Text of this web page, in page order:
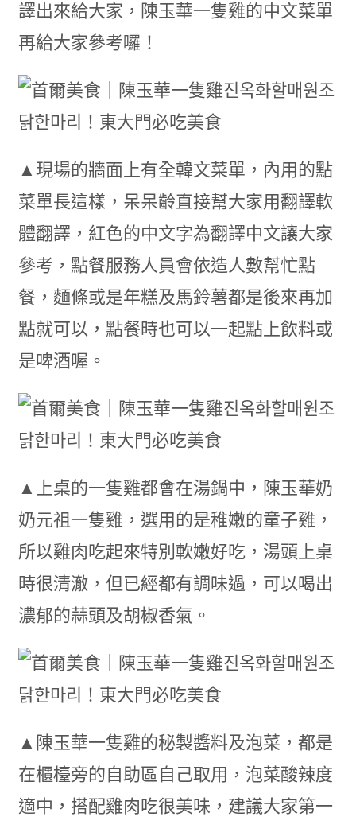
譯出來給大家，陳玉華一隻雞的中文菜單
再給大家參考囉！
▲現場的牆面上有全韓文菜單，內用的點
菜單長這樣，呆呆齡直接幫大家用翻譯軟
體翻譯，紅色的中文字為翻譯中文讓大家
參考，點餐服務人員會依造人數幫忙點
餐，麵條或是年糕及馬鈴薯都是後來再加
點就可以，點餐時也可以一起點上飲料或
是啤酒喔。
▲上桌的一隻雞都會在湯鍋中，陳玉華奶
奶元祖一隻雞，選用的是稚嫩的童子雞，
所以雞肉吃起來特別軟嫩好吃，湯頭上桌
時很清澈，但已經都有調味過，可以喝出
濃郁的蒜頭及胡椒香氣。
▲陳玉華一隻雞的秘製醬料及泡菜，都是
在櫃檯旁的自助區自己取用，泡菜酸辣度
適中，搭配雞肉吃很美味，建議大家第一